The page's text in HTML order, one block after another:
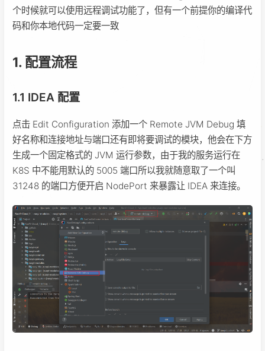
个时候就可以使用远程调试功能了，但有一个前提你的编译代
码和你本地代码一定要一致
1. 配置流程
1.1 IDEA 配置
点击 Edit Configuration 添加一个 Remote JVM Debug 填
好名称和连接地址与端口还有即将要调试的模块，他会在下方
生成一个固定格式的 JVM 运行参数，由于我的服务运行在
K8S 中不能用默认的 5005 端口所以我就随意取了一个叫
31248 的端口方便开启 NodePort 来暴露让 IDEA 来连接。